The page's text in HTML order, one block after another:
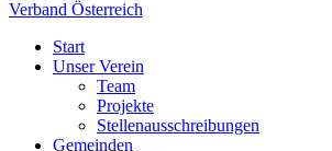
Verband Österreich
Start
Unser Verein
Team
Projekte
Stellenausschreibungen
Gemeinden